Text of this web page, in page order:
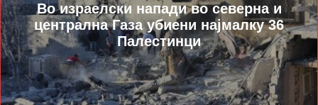
Во израелски напади во северна и
централна Газа убиени најмалку 36
Палестинци